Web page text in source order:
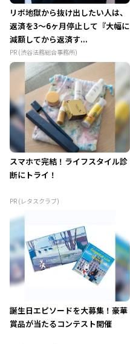
リボ地獄から抜け出したい人は、
返済を3～6ヶ月停止して『大幅に
減額してから返済す...
PR (渋谷法務総合事務所)
スマホで完結！ライフスタイル診
断にトライ！
PR (レタスクラブ)
誕生日エピソードを大募集！豪華
賞品が当たるコンテスト開催